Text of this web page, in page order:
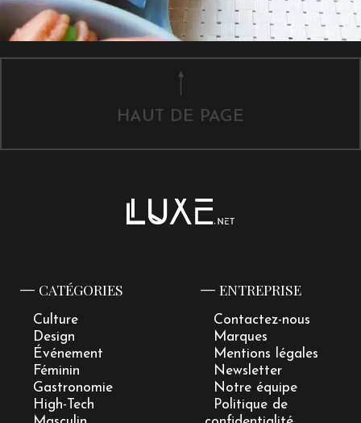
HAUT DE PAGE
CATÉGORIES
Culture
Design
Événement
Féminin
Gastronomie
High-Tech
ENTREPRISE
Contactez-nous
Marques
Mentions légales
Newsletter
Notre équipe
Politique de